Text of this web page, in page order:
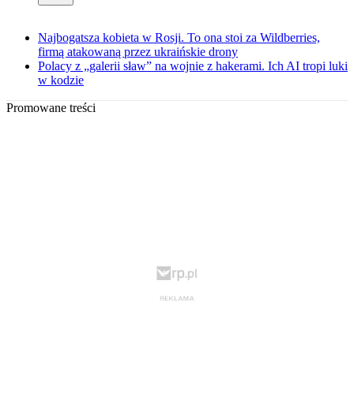
Najbogatsza kobieta w Rosji. To ona stoi za Wildberries,
firmą atakowaną przez ukraińskie drony
Polacy z „galerii sław” na wojnie z hakerami. Ich AI tropi luki
w kodzie
Promowane treści